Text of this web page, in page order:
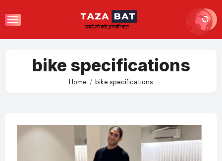
to
bike specifications
Home bike specifications